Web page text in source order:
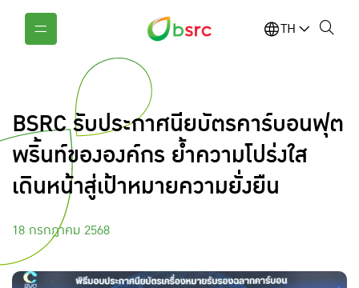
TH
BSRC รับประกาศนียบัตรคาร์บอนฟุต
พริ้นท์ขององค์กร ย้ำความโปร่งใส
เดินหน้าสู่เป้าหมายความยั่งยืน
18 กรกฎาคม 2568